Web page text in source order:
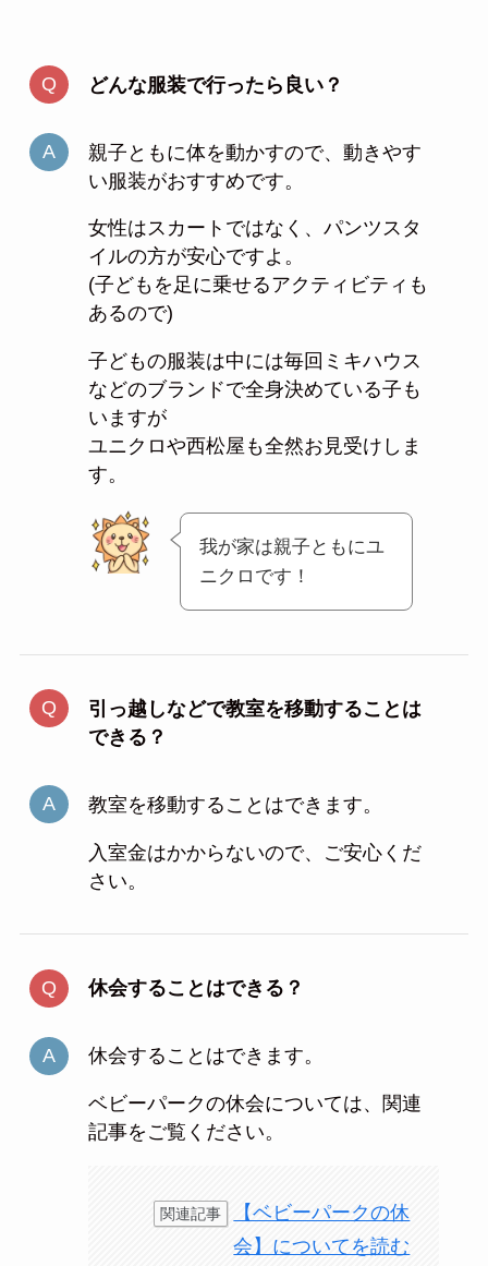
どんな服装で行ったら良い？
親子ともに体を動かすので、動きやす
い服装がおすすめです。
女性はスカートではなく、パンツスタ
イルの方が安心ですよ。
(子どもを足に乗せるアクティビティも
あるので)
子どもの服装は中には毎回ミキハウス
などのブランドで全身決めている子も
いますが
ユニクロや西松屋も全然お見受けしま
す。
我が家は親子ともにユ
ニクロです！
引っ越しなどで教室を移動することは
できる？
教室を移動することはできます。
入室金はかからないので、ご安心くだ
さい。
休会することはできる？
休会することはできます。
ベビーパークの休会については、関連
記事をご覧ください。
関連記事
【ベビーパークの休
会】についてを読む